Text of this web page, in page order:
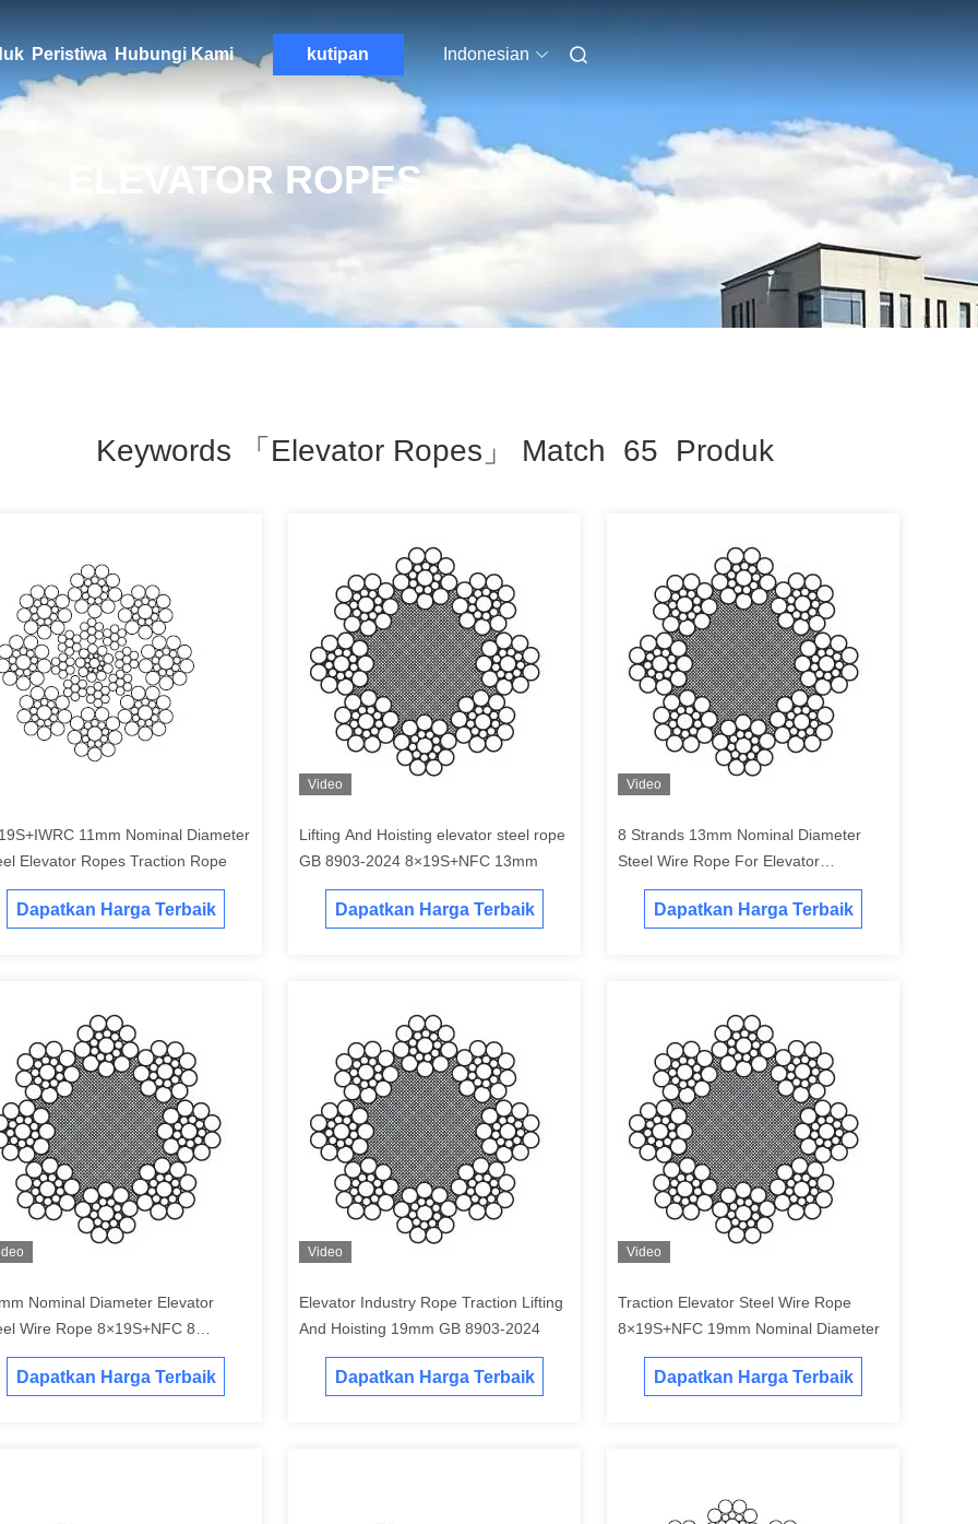
Peristiwa Hubungi Kami kutipan Indonesian
ELEVATOR ROPES
Keywords 「elevator Ropes」 Match 65 Produk
11mm Nominal Diameter
Elevator Ropes Traction Rope
Dapatkan Harga Terbaik
Video
Lifting And Hoisting elevator steel rope
GB 8903-2024 8×19S+NFC 13mm
Dapatkan Harga Terbaik
Video
8 Strands 13mm Nominal Diameter
Steel Wire Rope For Elevator
8×19S+NFC
Dapatkan Harga Terbaik
Nominal Diameter Elevator
Wire Rope 8×19S+NFC 8
Dapatkan Harga Terbaik
Video
Elevator Industry Rope Traction Lifting
And Hoisting 19mm GB 8903-2024
Dapatkan Harga Terbaik
Video
Traction Elevator Steel Wire Rope
8×19S+NFC 19mm Nominal Diameter
Dapatkan Harga Terbaik